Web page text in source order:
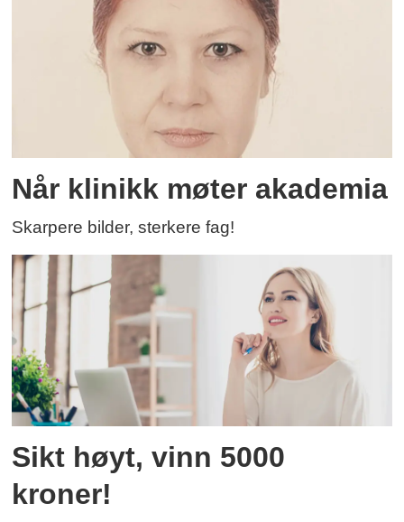
Når klinikk møter akademia
Skarpere bilder, sterkere fag!
Sikt høyt, vinn 5000
kroner!